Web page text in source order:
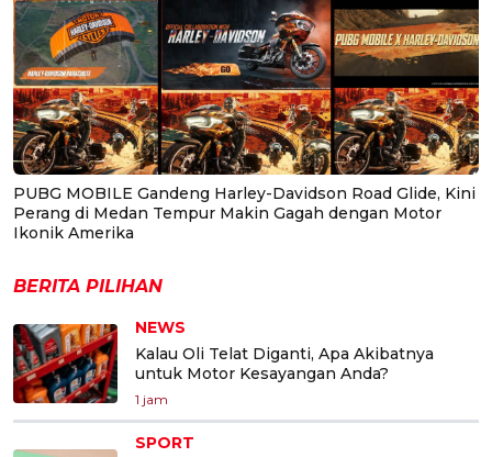
PUBG MOBILE Gandeng Harley-Davidson Road Glide, Kini
Perang di Medan Tempur Makin Gagah dengan Motor
Ikonik Amerika
BERITA PILIHAN
NEWS
Kalau Oli Telat Diganti, Apa Akibatnya
untuk Motor Kesayangan Anda?
1 jam
SPORT